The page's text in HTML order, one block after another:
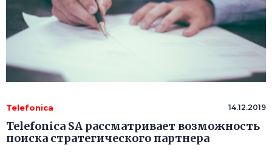
Telefonica 14.12.2019
Telefonica SA рассматривает возможность
поиска стратегического партнера